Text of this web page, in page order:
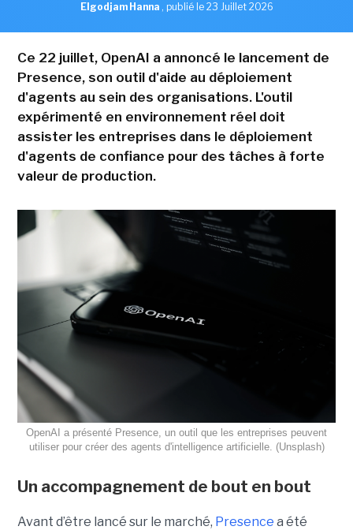
Elgodjam Hanna , publié le 23 Juillet 2026
Ce 22 juillet, OpenAI a annoncé le lancement de
Presence, son outil d'aide au déploiement
d'agents au sein des organisations. L'outil
expérimenté en environnement réel doit
assister les entreprises dans le déploiement
d'agents de confiance pour des tâches à forte
valeur de production.
OpenAI a présenté Presence, un outil que les entreprises peuvent
utiliser pour créer des agents d'intelligence artificielle. (Unsplash)
Un accompagnement de bout en bout
Avant d’être lancé sur le marché, Presence a été